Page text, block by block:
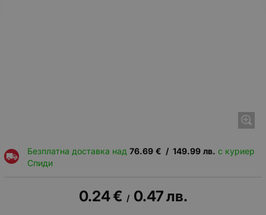
Безплатна доставка над 76.69 € / 149.99 лв. с куриер
Спиди
0.24€ / 0.47лв.